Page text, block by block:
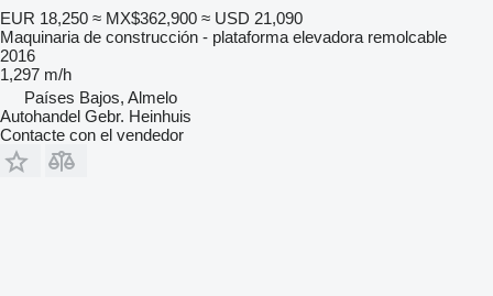
EUR 18,250 ≈ MX$362,900 ≈ USD 21,090
Maquinaria de construcción - plataforma elevadora remolcable
2016
1,297 m/h
Países Bajos, Almelo
Autohandel Gebr. Heinhuis
Contacte con el vendedor